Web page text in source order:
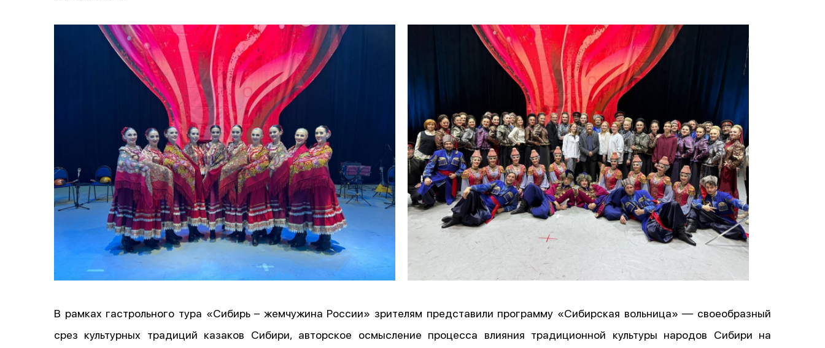
В рамках гастрольного тура «Сибирь – жемчужина России» зрителям представили программу «Сибирская вольница» — своеобразный
срез культурных традиций казаков Сибири, авторское осмысление процесса влияния традиционной культуры народов Сибири на